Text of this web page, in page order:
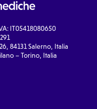
IT05418080650
84131 Salerno, Italia
– Torino, Italia